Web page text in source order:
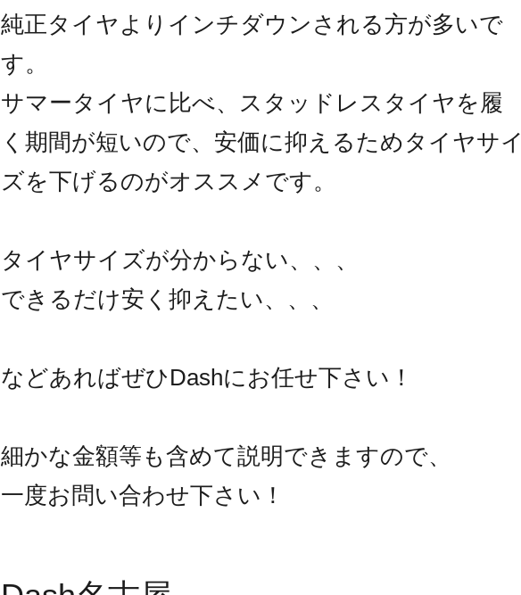
純正タイヤよりインチダウンされる方が多いで
す。
サマータイヤに比べ、スタッドレスタイヤを履
く期間が短いので、安価に抑えるためタイヤサイ
ズを下げるのがオススメです。
タイヤサイズが分からない、、、
できるだけ安く抑えたい、、、
などあればぜひDashにお任せ下さい！
細かな金額等も含めて説明できますので、
一度お問い合わせ下さい！